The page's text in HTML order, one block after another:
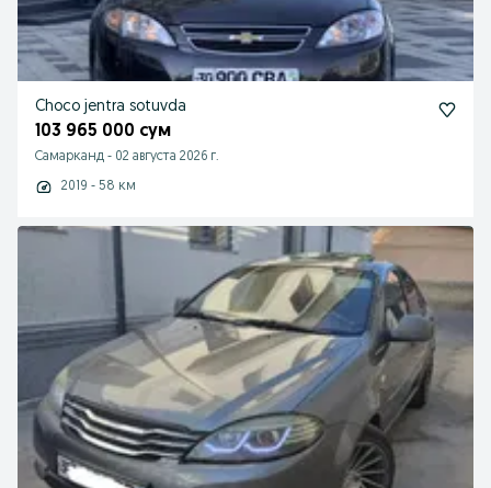
Choco jentra sotuvda
103 965 000 сум
Самарканд - 02 августа 2026 г.
2019 - 58 км